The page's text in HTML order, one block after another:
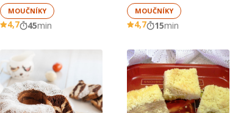
MOUČNÍKY
4,7 45min
MOUČNÍKY
4,7 15min